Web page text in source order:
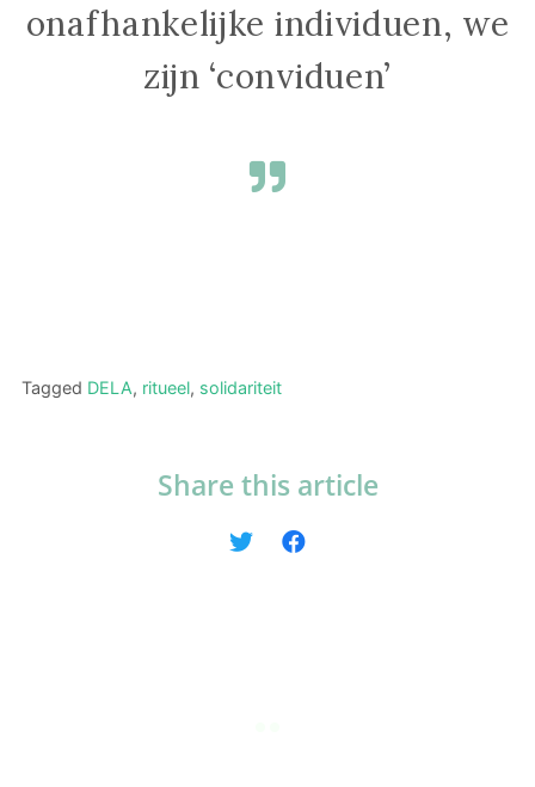
onafhankelijke individuen, we
zijn ‘conviduen’
Tagged DELA, ritueel, solidariteit
Share this article